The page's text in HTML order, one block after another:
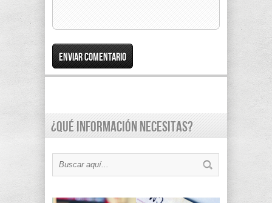
¿Qué información necesitas?